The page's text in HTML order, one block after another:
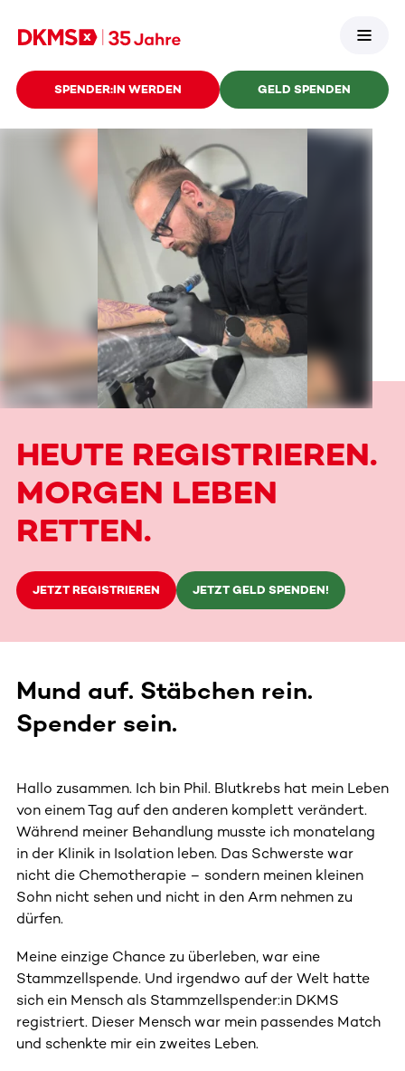
SPENDER:IN WERDEN GELD SPENDEN
HEUTE REGISTRIEREN.
MORGEN LEBEN
RETTEN.
JETZT REGISTRIEREN JETZT GELD SPENDEN!
Mund auf. Stäbchen rein.
Spender sein.
Hallo zusammen. Ich bin Phil. Blutkrebs hat mein Leben
von einem Tag auf den anderen komplett verändert.
Während meiner Behandlung musste ich monatelang
in der Klinik in Isolation leben. Das Schwerste war
nicht die Chemotherapie – sondern meinen kleinen
Sohn nicht sehen und nicht in den Arm nehmen zu
dürfen.
Meine einzige Chance zu überleben, war eine
Stammzellspende. Und irgendwo auf der Welt hatte
sich ein Mensch als Stammzellspender:in DKMS
registriert. Dieser Mensch war mein passendes Match
und schenkte mir ein zweites Leben.